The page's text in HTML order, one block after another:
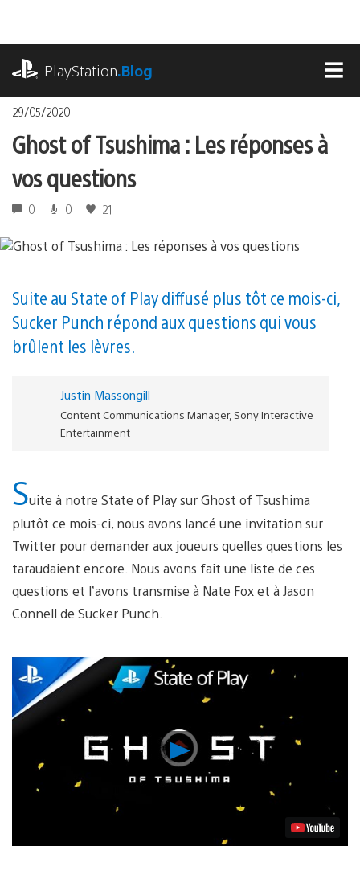
contenu
PlayStation.Blog
29/05/2020
Ghost of Tsushima : Les réponses à
vos questions
0 0 21
Suite au State of Play diffusé plus tôt ce mois-ci,
Sucker Punch répond aux questions qui vous
brûlent les lèvres.
Justin Massongill
Content Communications Manager, Sony Interactive
Entertainment
Suite à notre State of Play sur Ghost of Tsushima
plutôt ce mois-ci, nous avons lancé une invitation sur
Twitter pour demander aux joueurs quelles questions les
taraudaient encore. Nous avons fait une liste de ces
questions et l’avons transmise à Nate Fox et à Jason
Connell de Sucker Punch.
Lancer
la
vidéo